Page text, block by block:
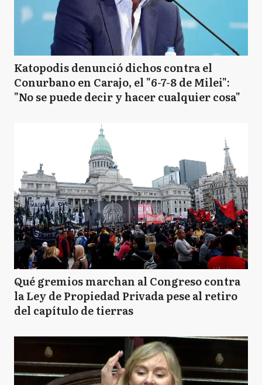
Katopodis denunció dichos contra el
Conurbano en Carajo, el "6-7-8 de Milei":
"No se puede decir y hacer cualquier cosa"
Qué gremios marchan al Congreso contra
la Ley de Propiedad Privada pese al retiro
del capítulo de tierras